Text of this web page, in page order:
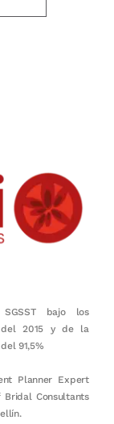
bajo los
del 2015 y de la
91,5%
Planner Expert
Consultants